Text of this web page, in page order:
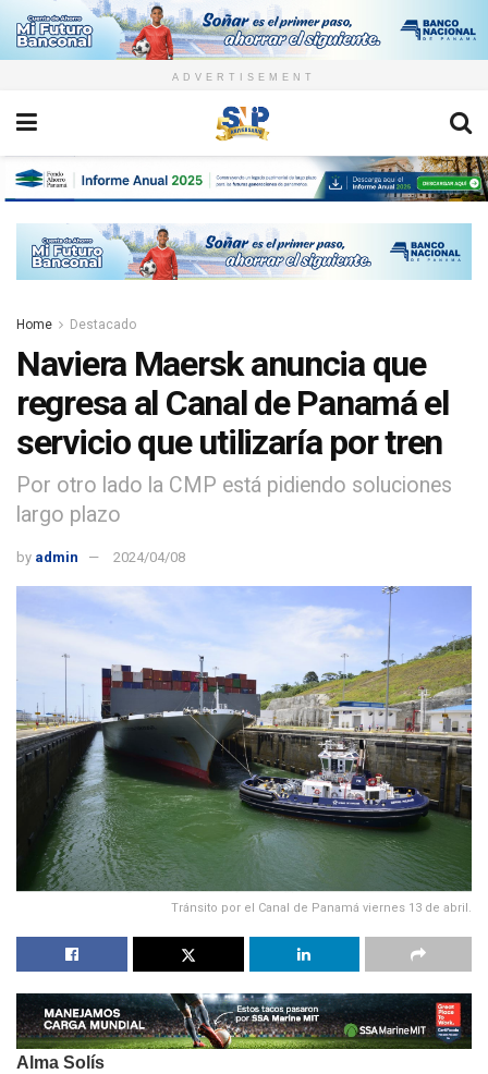
ADVERTISEMENT
Home Destacado
Naviera Maersk anuncia que
regresa al Canal de Panamá el
servicio que utilizaría por tren
Por otro lado la CMP está pidiendo soluciones
largo plazo
by admin 2024/04/08
Tránsito por el Canal de Panamá viernes 13 de abril.
Alma Solís